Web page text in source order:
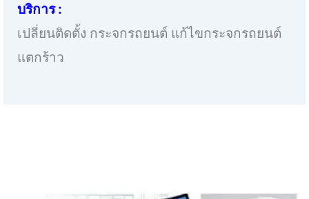
บริการ :
เปลี่ยนติดตั้ง กระจกรถยนต์ แก้ไขกระจกรถยนต์
แตกร้าว